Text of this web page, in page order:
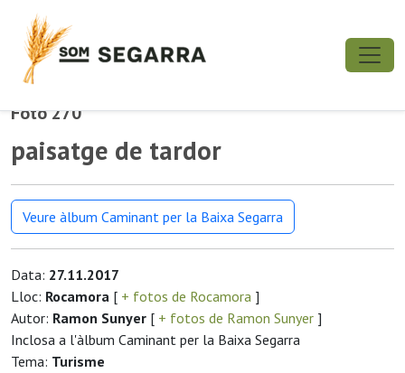
Foto 270
paisatge de tardor
Veure àlbum Caminant per la Baixa Segarra
Data: 27.11.2017
Lloc: Rocamora [ + fotos de Rocamora ]
Autor: Ramon Sunyer [ + fotos de Ramon Sunyer ]
Inclosa a l'àlbum Caminant per la Baixa Segarra
Tema: Turisme